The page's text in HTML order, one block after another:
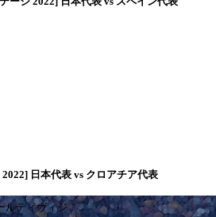
日本代表 vs クロアチア代表
ルディヴィジ